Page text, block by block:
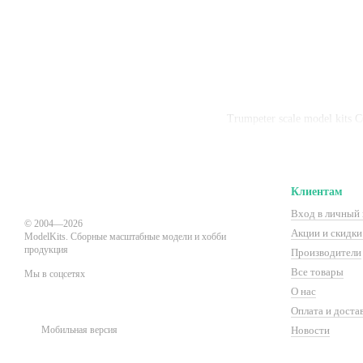
Trumpeter scale model kits
© 2004—2026
ModelKits. Сборные масштабные модели и хобби
продукция
Мы в соцсетях
Мобильная версия
Клиентам
Вход в личный
Акции и
Производители
Все товары
О нас
Оплата и
Новости